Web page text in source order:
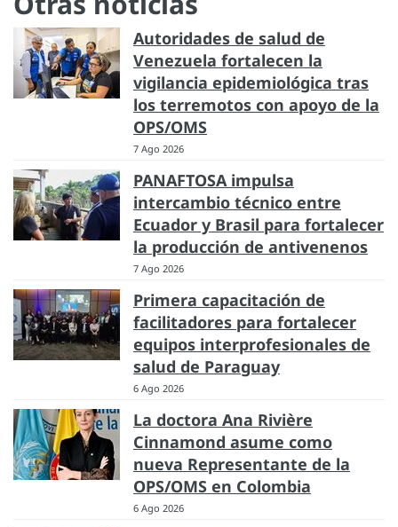
Autoridades de salud de
Venezuela fortalecen la
vigilancia epidemiológica tras
los terremotos con apoyo de la
OPS/OMS
7 Ago 2026
PANAFTOSA impulsa
intercambio técnico entre
Ecuador y Brasil para fortalecer
la producción de antivenenos
7 Ago 2026
Primera capacitación de
facilitadores para fortalecer
equipos interprofesionales de
salud de Paraguay
6 Ago 2026
La doctora Ana Rivière
Cinnamond asume como
nueva Representante de la
OPS/OMS en Colombia
6 Ago 2026